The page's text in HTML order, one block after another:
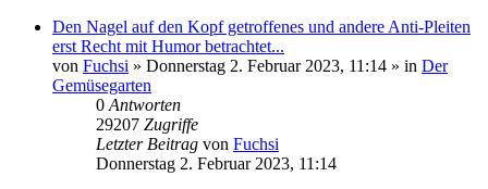
Den Nagel auf den Kopf getroffenes und andere Anti-Pleiten
erst Recht mit Humor betrachtet...
von Fuchsi » Donnerstag 2. Februar 2023, 11:14 » in Der
Gemüsegarten
0 Antworten
29207 Zugriffe
Letzter Beitrag von Fuchsi
Donnerstag 2. Februar 2023, 11:14